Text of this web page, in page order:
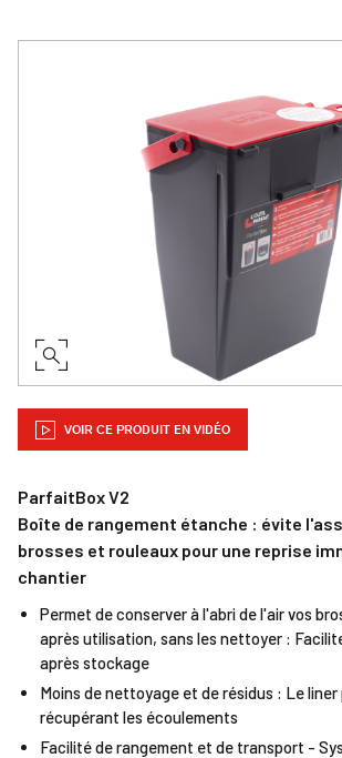
VOIR CE PRODUIT EN VIDÉO
ParfaitBox V2
Boîte de rangement étanche : évite
brosses et rouleaux pour une reprise
chantier
Permet de conserver à l'abri de l'air vos
après utilisation, sans les nettoyer :
après stockage
Moins de nettoyage et de résidus : Le
récupérant les écoulements
Facilité de rangement et de transport -